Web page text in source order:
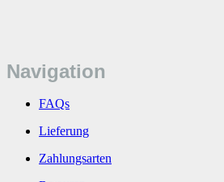
Navigation
FAQs
Lieferung
Zahlungsarten